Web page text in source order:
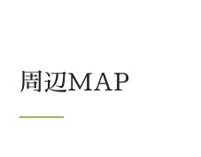
周辺MAP